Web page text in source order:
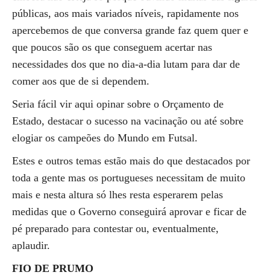
públicas, aos mais variados níveis, rapidamente nos
apercebemos de que conversa grande faz quem quer e
que poucos são os que conseguem acertar nas
necessidades dos que no dia-a-dia lutam para dar de
comer aos que de si dependem.
Seria fácil vir aqui opinar sobre o Orçamento de
Estado, destacar o sucesso na vacinação ou até sobre
elogiar os campeões do Mundo em Futsal.
Estes e outros temas estão mais do que destacados por
toda a gente mas os portugueses necessitam de muito
mais e nesta altura só lhes resta esperarem pelas
medidas que o Governo conseguirá aprovar e ficar de
pé preparado para contestar ou, eventualmente,
aplaudir.
FIO DE PRUMO